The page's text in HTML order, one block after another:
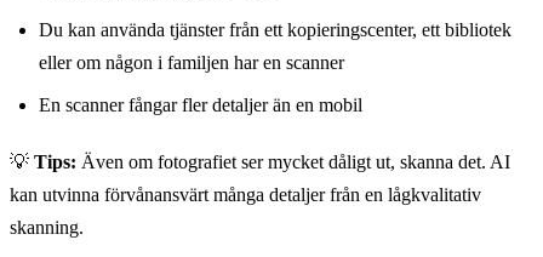
Du kan använda tjänster från ett kopieringscenter, ett bibliotek
eller om någon i familjen har en scanner
En scanner fångar fler detaljer än en mobil
💡 Tips: Även om fotografiet ser mycket dåligt ut, skanna det. AI
kan utvinna förvånansvärt många detaljer från en lågkvalitativ
skanning.